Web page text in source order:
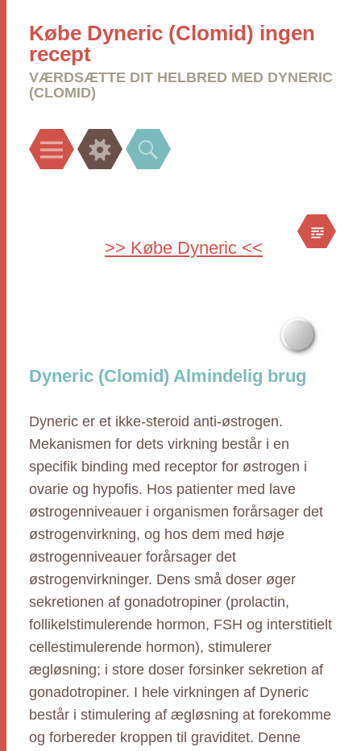
Købe Dyneric (Clomid) ingen
recept
VÆRDSÆTTE DIT HELBRED MED DYNERIC
(CLOMID)
Menu Widgets Search
>> Købe Dyneric <<
Dyneric (Clomid) Almindelig brug
Dyneric er et ikke-steroid anti-østrogen.
Mekanismen for dets virkning består i en
specifik binding med receptor for østrogen i
ovarie og hypofis. Hos patienter med lave
østrogenniveauer i organismen forårsager det
østrogenvirkning, og hos dem med høje
østrogenniveauer forårsager det
østrogenvirkninger. Dens små doser øger
sekretionen af gonadotropiner (prolactin,
follikelstimulerende hormon, FSH og interstitielt
cellestimulerende hormon), stimulerer
ægløsning; i store doser forsinker sekretion af
gonadotropiner. I hele virkningen af Dyneric
består i stimulering af ægløsning at forekomme
og forbereder kroppen til graviditet. Denne